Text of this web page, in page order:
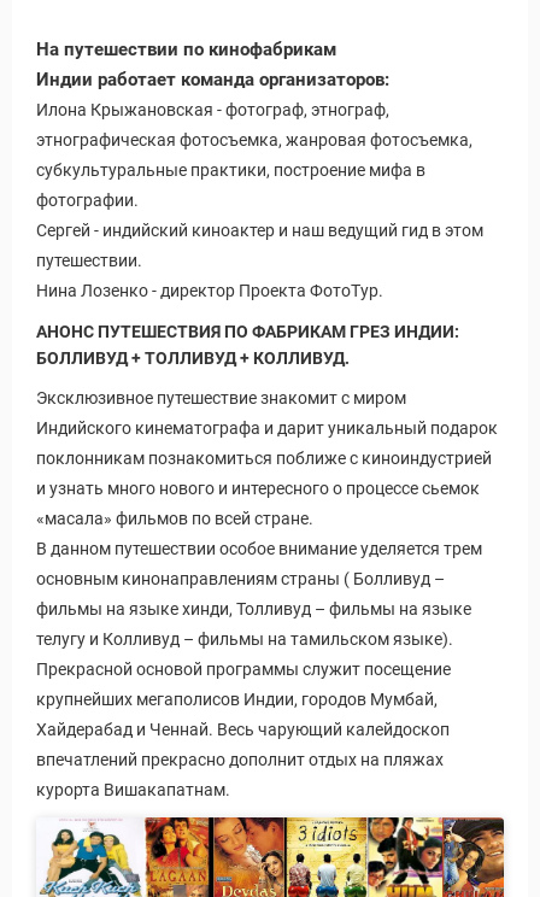
На путешествии по кинофабрикам
Индии работает команда организаторов:
Илона Крыжановская - фотограф, этнограф,
этнографическая фотосъемка, жанровая фотосъемка,
субкультуральные практики, построение мифа в
фотографии.
Сергей - индийский киноактер и наш ведущий гид в этом
путешествии.
Нина Лозенко - директор Проекта ФотоТур.
АНОНС ПУТЕШЕСТВИЯ ПО ФАБРИКАМ ГРЕЗ ИНДИИ:
БОЛЛИВУД + ТОЛЛИВУД + КОЛЛИВУД.
Эксклюзивное путешествие знакомит с миром
Индийского кинематографа и дарит уникальный подарок
поклонникам познакомиться поближе с киноиндустрией
и узнать много нового и интересного о процессе сьемок
«масала» фильмов по всей стране.
В данном путешествии особое внимание уделяется трем
основным кинонаправлениям страны ( Болливуд –
фильмы на языке хинди, Толливуд – фильмы на языке
телугу и Колливуд – фильмы на тамильском языке).
Прекрасной основой программы служит посещение
крупнейших мегаполисов Индии, городов Мумбай,
Хайдерабад и Ченнай. Весь чарующий калейдоскоп
впечатлений прекрасно дополнит отдых на пляжах
курорта Вишакапатнам.